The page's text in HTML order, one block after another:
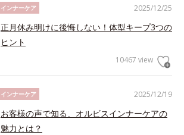
2025/12/25
インナーケア
正月休み明けに後悔しない！体型キープ3つの
ヒント
10467 view
2025/12/19
インナーケア
お客様の声で知る、オルビスインナーケアの
魅力とは？